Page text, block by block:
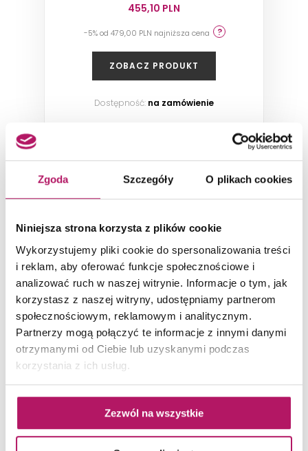
Zgoda Szczegóły O plikach cookies
Niniejsza strona korzysta z plików cookie
Wykorzystujemy pliki cookie do spersonalizowania treści
i reklam, aby oferować funkcje społecznościowe i
analizować ruch w naszej witrynie. Informacje o tym, jak
korzystasz z naszej witryny, udostępniamy partnerom
społecznościowym, reklamowym i analitycznym.
Partnerzy mogą połączyć te informacje z innymi danymi
otrzymanymi od Ciebie lub uzyskanymi podczas
korzystania z ich usług.
Zezwól na wszystkie
455,10 PLN
-5% od 479,00 PLN najniższa cena
ZOBACZ PRODUKT
Dostępność: na zamówienie
BATERIE BIDETOWE
FDesign Brezza FD1-BRZ-6-11